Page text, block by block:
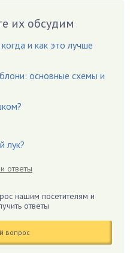
их обсудим
и как это лучше
основные схемы и
лук?
ответы
нашим посетителям и
ответы
вопрос